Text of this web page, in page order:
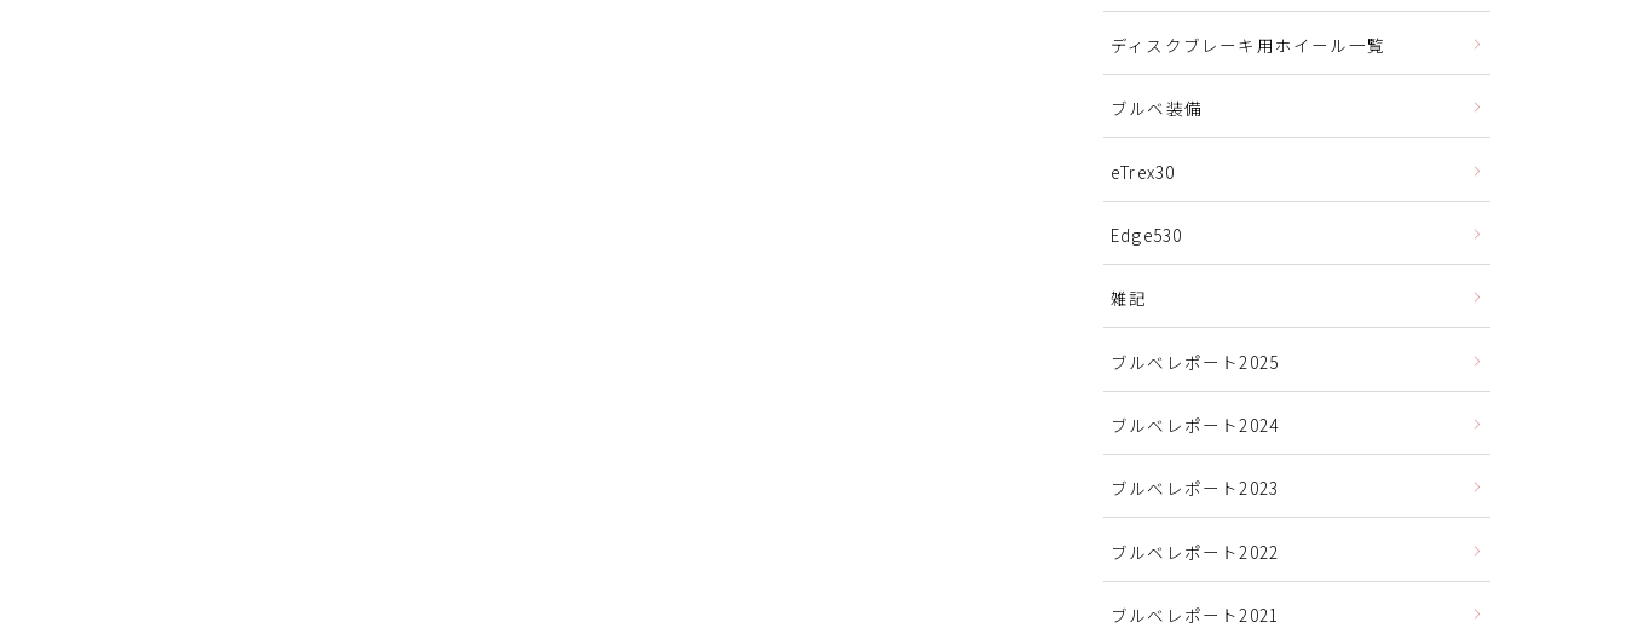
ディスクブレーキ用ホイール一覧
ブルベ装備
eTrex30
Edge530
雑記
ブルべレポート2025
ブルべレポート2024
ブルべレポート2023
ブルベレポート2022
ブルべレポート2021